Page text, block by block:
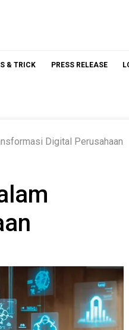
& TRICK PRESS RELEASE
Digital Perusahaan